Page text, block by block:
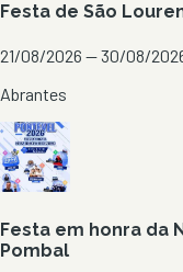
Festa de São
21/08/2026 — 30/08/
Abrantes
Festa em honra da
Pombal